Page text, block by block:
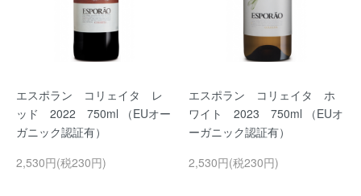
エスポラン コリェイタ レ
ッド 2022 750ml （EUオー
ガニック認証有）
2,530円(税230円)
エスポラン コリェイタ ホ
ワイト 2023 750ml （EUオ
ーガニック認証有）
2,530円(税230円)